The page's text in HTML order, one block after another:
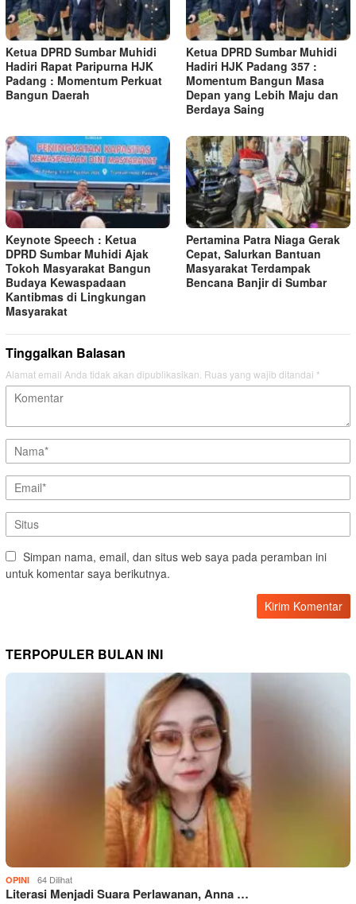
Ketua DPRD Sumbar Muhidi
Hadiri Rapat Paripurna HJK
Padang : Momentum Perkuat
Bangun Daerah
Ketua DPRD Sumbar Muhidi
Hadiri HJK Padang 357 :
Momentum Bangun Masa
Depan yang Lebih Maju dan
Berdaya Saing
Keynote Speech : Ketua
DPRD Sumbar Muhidi Ajak
Tokoh Masyarakat Bangun
Budaya Kewaspadaan
Kantibmas di Lingkungan
Masyarakat
Pertamina Patra Niaga Gerak
Cepat, Salurkan Bantuan
Masyarakat Terdampak
Bencana Banjir di Sumbar
Tinggalkan Balasan
Alamat email Anda tidak akan dipublikasikan. Ruas yang wajib ditandai *
Simpan nama, email, dan situs web saya pada peramban ini
untuk komentar saya berikutnya.
TERPOPULER BULAN INI
OPINI 64 Dilihat
Literasi Menjadi Suara Perlawanan, Anna …